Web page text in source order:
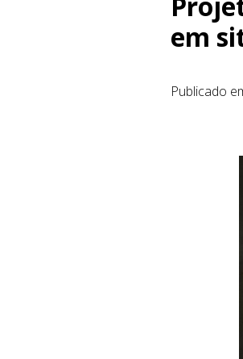
em
Publicado